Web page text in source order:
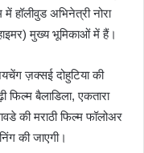
हॉलीवुड अभिनेत्री नोरा
मुख्य भूमिकाओं में हैं।
ज़क्सई दोहुटिया की
फिल्म बैलाडिला, एकतारा
की मराठी फिल्म फॉलोअर
की जाएगी।